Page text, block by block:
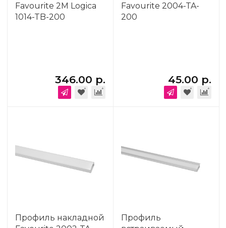
Favourite 2М Logica
1014-TB-200
346.00 р.
Favourite 2004-TA-
200
45.00 р.
Профиль накладной
Профиль